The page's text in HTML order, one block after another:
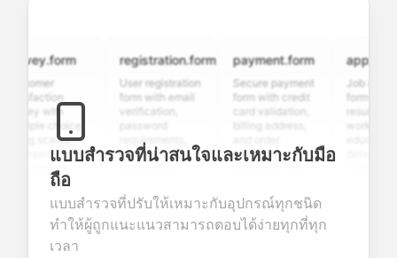
with
open-ended
valuable
products or
registration.form
User registration
form with email
verification,
requirements,
and profile
seamless
account
creation.
payment.form
Secure payment
form with credit
card validation,
summary
commerce
transactions.
Job
form with
resume upload,
details, and
candidate
แบบสำรวจที่น่าสนใจและเหมาะกับมือ
ถือ
แบบสำรวจที่ปรับให้เหมาะกับอุปกรณ์ทุกชนิด
ทำให้ผู้ถูกแนะแนวสามารถตอบได้ง่ายทุกที่ทุก
เวลา